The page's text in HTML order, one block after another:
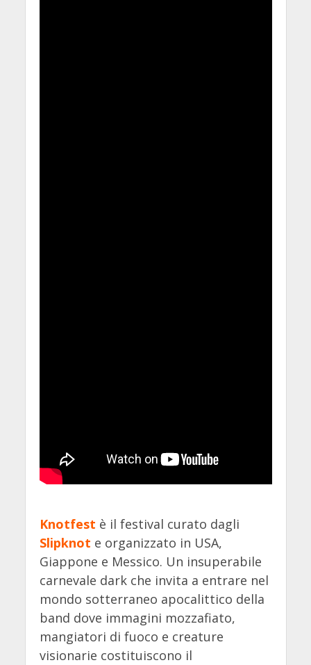
Knotfest è il festival curato dagli
Slipknot e organizzato in USA,
Giappone e Messico. Un insuperabile
carnevale dark che invita a entrare nel
mondo sotterraneo apocalittico della
band dove immagini mozzafiato,
mangiatori di fuoco e creature
visionarie costituiscono il